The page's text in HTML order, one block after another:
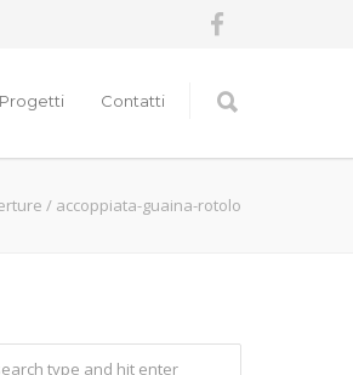
Progetti Contatti
/ accoppiata-guaina-rotolo